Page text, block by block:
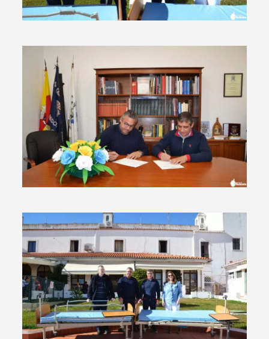
Termo de Pesquisa
Categorias gerais
Filtros